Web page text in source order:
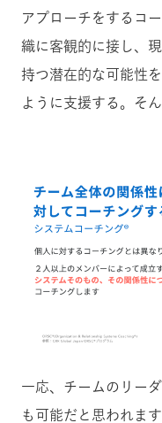
アプローチをするコ
織に客観的に接し、
持つ潜在的な可能性
ように支援する。そ
一応、チームのリー
も可能だと思われま